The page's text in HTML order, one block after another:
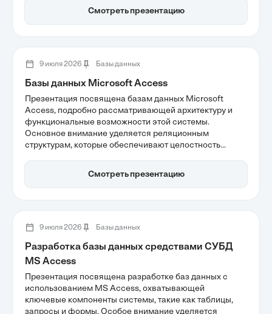
позволяющая эффективно обрабатывать транзакции.
Также обсуждаются стратегии миграции к
Смотреть презентацию
9 июля 2026 Базы данных
Базы данных Microsoft Access
Презентация посвящена базам данных Microsoft
Access, подробно рассматривающей архитектуру и
функциональные возможности этой системы.
Основное внимание уделяется реляционным
структурам, которые обеспечивают целостность
Также рассматриваются инструменты для фильтрации
и анализа данных, а также возможности
Смотреть презентацию
9 июля 2026 Базы данных
Разработка базы данных средствами СУБД
MS Access
Презентация посвящена разработке баз данных с
использованием MS Access, охватывающей
ключевые компоненты системы, такие как таблицы,
запросы и формы. Особое внимание уделяется